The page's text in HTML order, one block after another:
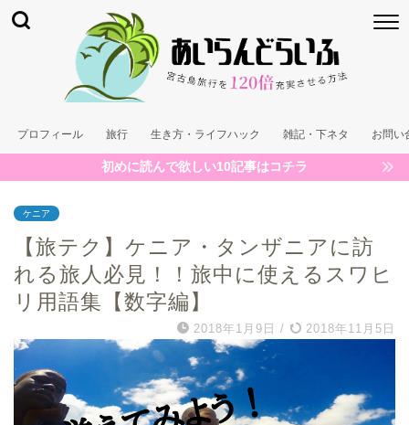
プロフィール 旅行 生き方・ライフハック 雑記・下ネタ お問い
初めに読んで欲しい10記事はコチラ
ケニア
【旅テク】ケニア・タンザニアに訪
れる旅人必見！！旅中に使えるスワヒ
リ用語集【数字編】
2018年1月9日 / 2018年11月5日